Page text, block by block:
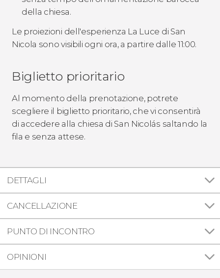
della chiesa.
Le proiezioni dell'esperienza La Luce di San
Nicola sono visibili ogni ora, a partire dalle 11:00.
Biglietto prioritario
Al momento della prenotazione, potrete
scegliere il biglietto prioritario, che vi consentirà
di accedere alla chiesa di San Nicolás saltando la
fila e senza attese.
DETTAGLI
CANCELLAZIONE
PUNTO DI INCONTRO
OPINIONI